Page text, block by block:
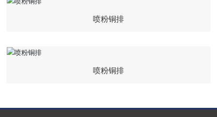
喷粉铜排
喷粉铜排